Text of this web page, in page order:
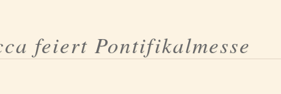
feiert Pontifikalmesse